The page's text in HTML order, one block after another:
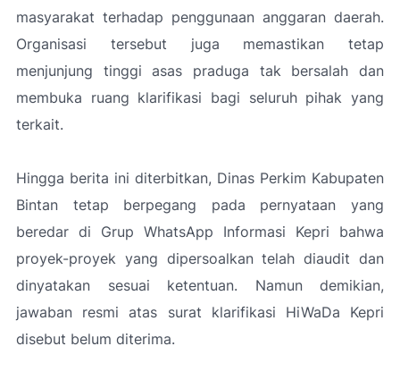
masyarakat terhadap penggunaan anggaran daerah.
Organisasi tersebut juga memastikan tetap
menjunjung tinggi asas praduga tak bersalah dan
membuka ruang klarifikasi bagi seluruh pihak yang
terkait.
Hingga berita ini diterbitkan, Dinas Perkim Kabupaten
Bintan tetap berpegang pada pernyataan yang
beredar di Grup WhatsApp Informasi Kepri bahwa
proyek-proyek yang dipersoalkan telah diaudit dan
dinyatakan sesuai ketentuan. Namun demikian,
jawaban resmi atas surat klarifikasi HiWaDa Kepri
disebut belum diterima.